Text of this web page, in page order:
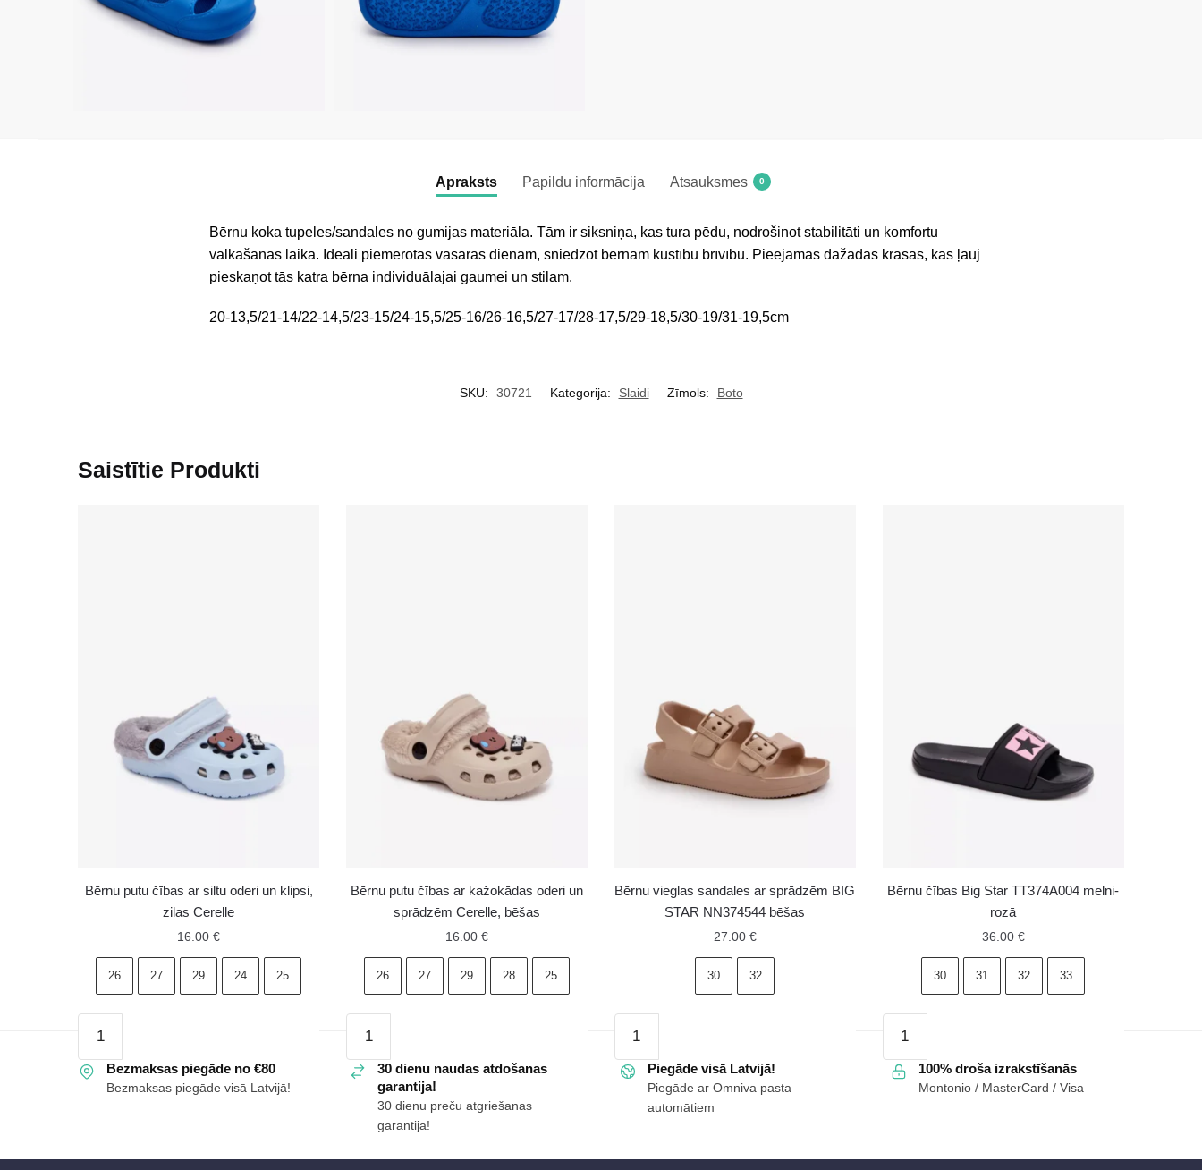
Apraksts Papildu informācija Atsauksmes 0
Bērnu koka tupeles/sandales no gumijas materiāla. Tām ir siksniņa, kas tura pēdu, nodrošinot stabilitāti un komfortu
valkāšanas laikā. Ideāli piemērotas vasaras dienām, sniedzot bērnam kustību brīvību. Pieejamas dažādas krāsas, kas ļauj
pieskaņot tās katra bērna individuālajai gaumei un stilam.
20-13,5/21-14/22-14,5/23-15/24-15,5/25-16/26-16,5/27-17/28-17,5/29-18,5/30-19/31-19,5cm
SKU: 30721 Kategorija: Slaidi Zīmols: Boto
Saistītie Produkti
Bērnu putu čības ar siltu oderi un klipsi,
zilas Cerelle
16.00 €
26 27 29 24 25
putu
čības
un
Bērnu putu čības ar kažokādas oderi un
sprādzēm Cerelle, bēšas
16.00 €
26 27 29 28 25
putu
čības
kažokādas
un
Bērnu vieglas sandales ar sprādzēm BIG
STAR NN374544 bēšas
27.00 €
30 32
vieglas
sandales
sprādzēm
STAR
Bērnu čības Big Star TT374A004 melni-
rozā
36.00 €
30 31 32 33
čības
Big
rozā
Bezmaksas piegāde no €80
Bezmaksas piegāde visā Latvijā!
30 dienu naudas atdošanas
garantija!
30 dienu preču atgriešanas
garantija!
Piegāde visā Latvijā!
Piegāde ar Omniva pasta
automātiem
100% droša izrakstīšanās
Montonio / MasterCard / Visa